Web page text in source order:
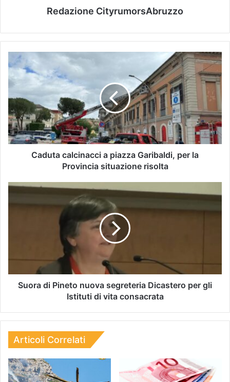
Redazione CityrumorsAbruzzo
Caduta calcinacci a piazza Garibaldi, per la
Provincia situazione risolta
Suora di Pineto nuova segreteria Dicastero per gli
Istituti di vita consacrata
Articoli Correlati